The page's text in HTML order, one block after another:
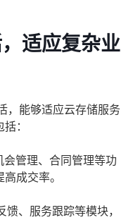
适应复杂业
，能够适应云存储服务
：
管理、合同管理等功
成交率。
、服务跟踪等模块，